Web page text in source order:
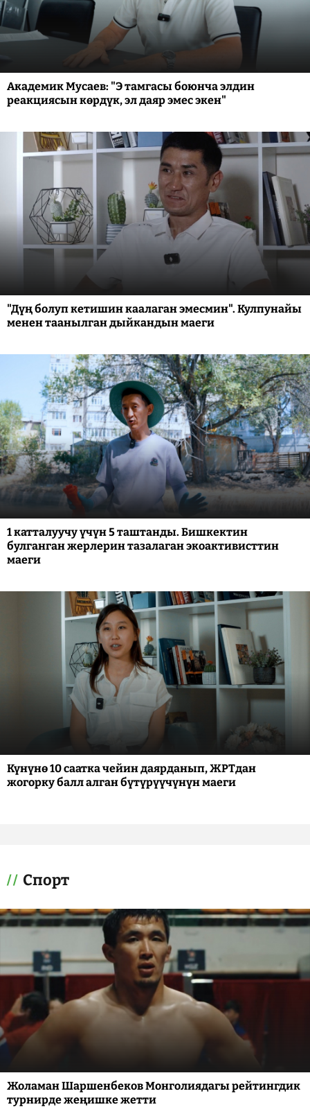
Академик Мусаев: "Э тамгасы боюнча элдин
реакциясын көрдүк, эл даяр эмес экен"
"Дүң болуп кетишин каалаган эмесмин". Кулпунайы
менен таанылган дыйкандын маеги
1 катталуучу үчүн 5 таштанды. Бишкектин
булганган жерлерин тазалаган экоактивисттин
маеги
Күнүнө 10 саатка чейин даярданып, ЖРТдан
жогорку балл алган бүтүрүүчүнүн маеги
Спорт
Жоламан Шаршенбеков Монголиядагы рейтингдик
турнирде жеңишке жетти